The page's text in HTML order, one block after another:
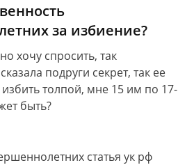
за избиение?
хочу спросить, так
подруги секрет, так ее
толпой, мне 15 им по 17-
быть?
статья ук рф